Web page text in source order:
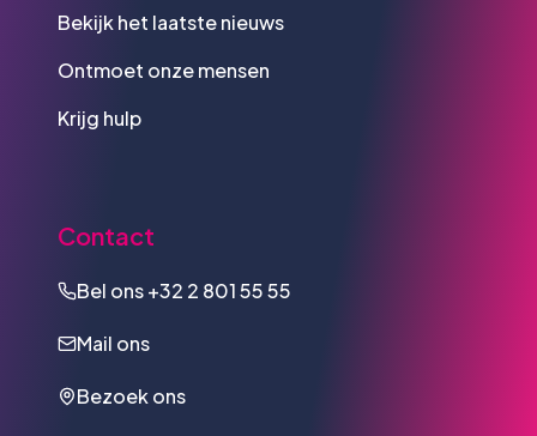
Bekijk het laatste nieuws
Ontmoet onze mensen
Krijg hulp
Contact
Bel ons+32 2 801 55 55
Mail ons
Bezoek ons